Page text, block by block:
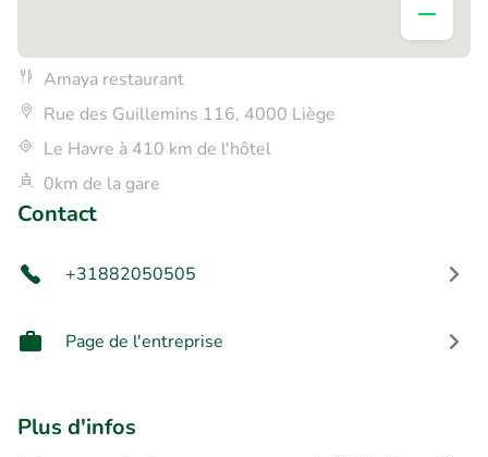
Amaya restaurant
Rue des Guillemins 116, 4000 Liège
Le Havre à 410 km de l'hôtel
0km de la gare
Contact
+31882050505
Page de l'entreprise
Plus d'infos